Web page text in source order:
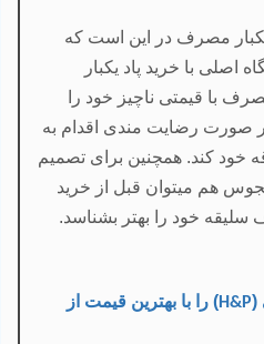
یکبار مصرف در این است که
اصلی با خرید پاد یکبار
با قیمتی ناچیز خود را
صورت رضایت مندی اقدام به
خود کند. همچنین برای تصمیم
هم میتوان قبل از خرید
سلیقه خود را بهتر بشناسد.
(
H&P
)را با بهترین قیمت از